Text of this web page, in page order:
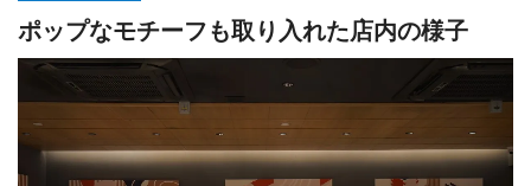
ポップなモチーフも取り入れた店内の様子